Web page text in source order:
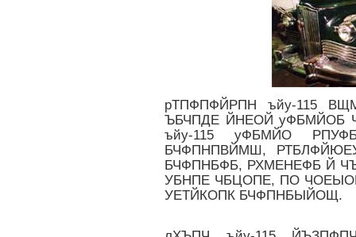
рТПФПФЙРПН ъйу-115
ЪБЧПДЕ ЙНЕОЙ уФБМЙОБ
ъйу-115 уФБМЙО
БЧФПНПВЙМШ,
БЧФПНБФБ, РХМЕНЕФБ Й
УБНПЕ ЧБЦОПЕ, ПО
УЕТЙКОПК БЧФПНБЫЙОЩ.